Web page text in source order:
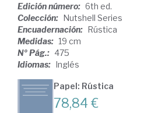
Edición número: 6th ed.
Colección: Nutshell Series
Encuadernación: Rústica
Medidas: 19 cm
Nº Pág.: 475
Idiomas: Inglés
Papel: Rústica
78,84 €